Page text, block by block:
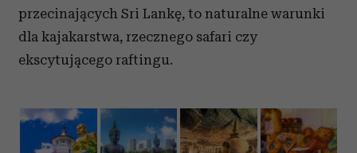
przecinających Sri Lankę, to naturalne warunki
dla kajakarstwa, rzecznego safari czy
ekscytującego raftingu.